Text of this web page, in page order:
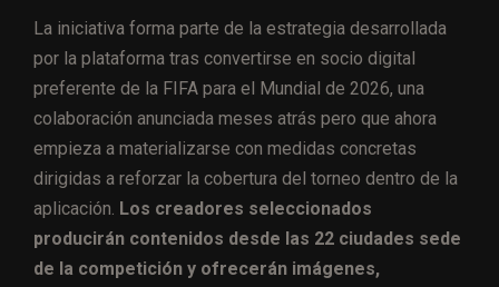
La iniciativa forma parte de la estrategia desarrollada
por la plataforma tras convertirse en socio digital
preferente de la FIFA para el Mundial de 2026, una
colaboración anunciada meses atrás pero que ahora
empieza a materializarse con medidas concretas
dirigidas a reforzar la cobertura del torneo dentro de la
aplicación. Los creadores seleccionados
producirán contenidos desde las 22 ciudades sede
de la competición y ofrecerán imágenes,